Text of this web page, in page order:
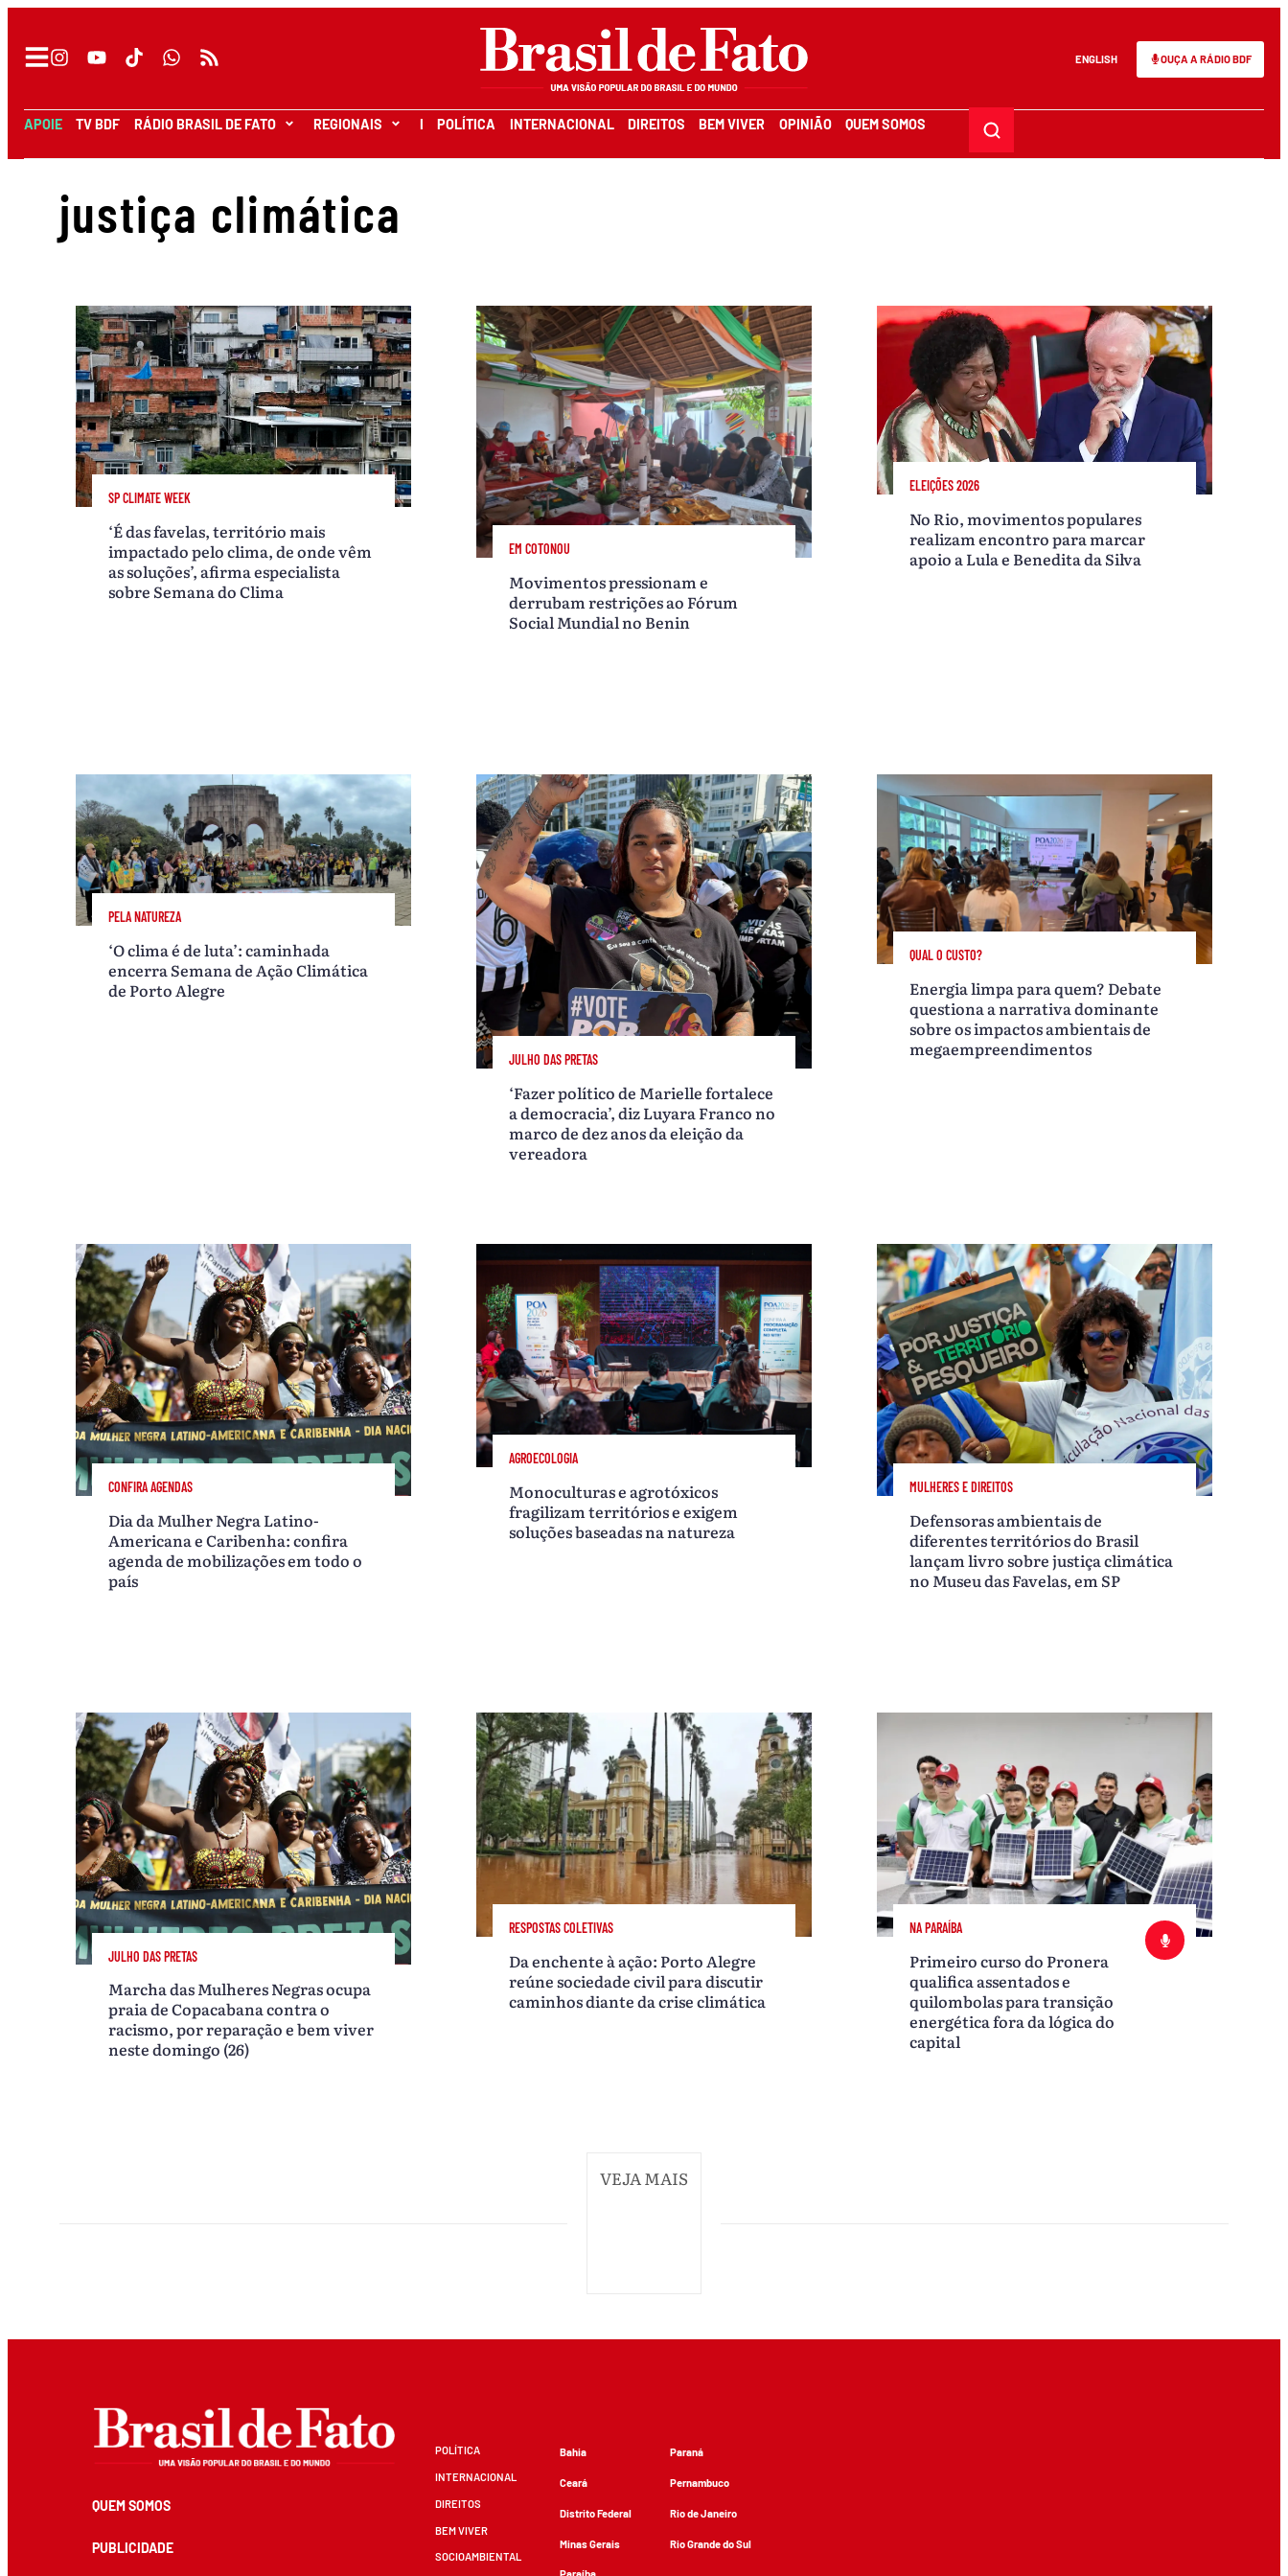
ENGLISH OUÇA A RÁDIO BDF
APOIE TV BDF RÁDIO BRASIL DE FATO REGIONAIS I POLÍTICA INTERNACIONAL DIREITOS BEM VIVER OPINIÃO QUEM SOMOS
justiça climática
SP CLIMATE WEEK
‘É das favelas, território mais
impactado pelo clima, de onde vêm
as soluções’, afirma especialista
sobre Semana do Clima
EM COTONOU
Movimentos pressionam e
derrubam restrições ao Fórum
Social Mundial no Benin
ELEIÇÕES 2026
No Rio, movimentos populares
realizam encontro para marcar
apoio a Lula e Benedita da Silva
PELA NATUREZA
‘O clima é de luta’: caminhada
encerra Semana de Ação Climática
de Porto Alegre
JULHO DAS PRETAS
‘Fazer político de Marielle fortalece
a democracia’, diz Luyara Franco no
marco de dez anos da eleição da
vereadora
QUAL O CUSTO?
Energia limpa para quem? Debate
questiona a narrativa dominante
sobre os impactos ambientais de
megaempreendimentos
CONFIRA AGENDAS
Dia da Mulher Negra Latino-
Americana e Caribenha: confira
agenda de mobilizações em todo o
país
AGROECOLOGIA
Monoculturas e agrotóxicos
fragilizam territórios e exigem
soluções baseadas na natureza
MULHERES E DIREITOS
Defensoras ambientais de
diferentes territórios do Brasil
lançam livro sobre justiça climática
no Museu das Favelas, em SP
JULHO DAS PRETAS
Marcha das Mulheres Negras ocupa
praia de Copacabana contra o
racismo, por reparação e bem viver
neste domingo (26)
RESPOSTAS COLETIVAS
Da enchente à ação: Porto Alegre
reúne sociedade civil para discutir
caminhos diante da crise climática
NA PARAÍBA
Primeiro curso do Pronera
qualifica assentados e
quilombolas para transição
energética fora da lógica do
capital
VEJA MAIS
QUEM SOMOS
PUBLICIDADE
POLÍTICA
INTERNACIONAL
DIREITOS
BEM VIVER
SOCIOAMBIENTAL
Bahia
Ceará
Distrito Federal
Minas Gerais
Paraná
Pernambuco
Rio de Janeiro
Rio Grande do Sul